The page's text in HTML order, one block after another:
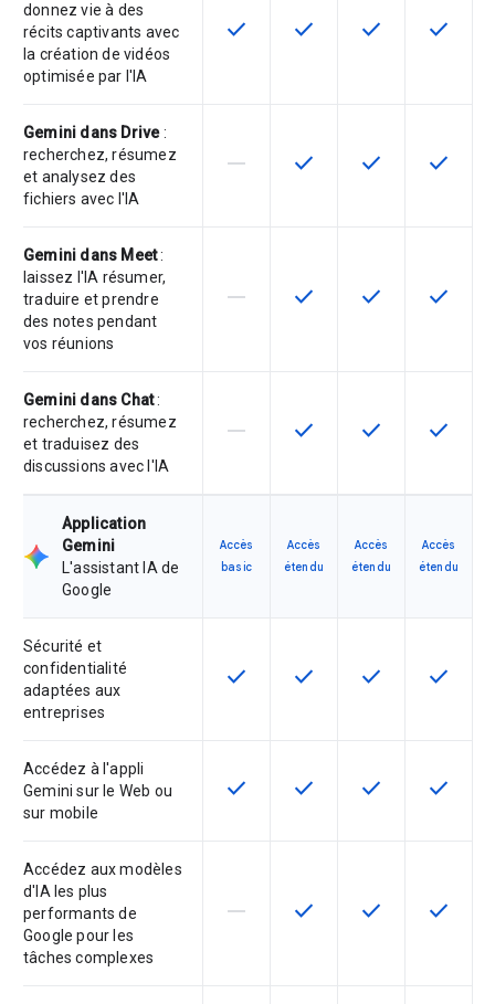
donnez vie à des
récits captivants avec
la création de vidéos
optimisée par l'IA
Cette fonctionnalité est disponible
check Cette fonctionnalité est
check Cette
check Cette
check
Gemini dans Drive:
recherchez, résumez
et analysez des
fichiers avec l'IA
Cette fonctionnalité n'est pas
horizontal_rule Cette fonctionnalité est
check Cette
check Cette
check
Gemini dans Meet:
laissez l'IA résumer,
traduire et prendre
des notes pendant
vos réunions
Cette fonctionnalité n'est pas
horizontal_rule Cette fonctionnalité est
check Cette
check Cette
check
Gemini dans Chat:
recherchez, résumez
et traduisez des
discussions avec l'IA
Cette fonctionnalité n'est pas
horizontal_rule Cette fonctionnalité est
check Cette
check Cette
check
Application
Gemini
L'assistant IA de
Google
Accès
basic
Accès
étendu
Accès
étendu
Accès
étendu
Sécurité et
confidentialité
adaptées aux
entreprises
Cette fonctionnalité est disponible
check Cette fonctionnalité est
check Cette
check Cette
check
Accédez à l'appli
Gemini sur le Web ou
sur mobile
Cette fonctionnalité est disponible
check Cette fonctionnalité est
check Cette
check Cette
check
Accédez aux modèles
d'IA les plus
performants de
Google pour les
tâches complexes
Cette fonctionnalité n'est pas
horizontal_rule Cette fonctionnalité est
check Cette
check Cette
check